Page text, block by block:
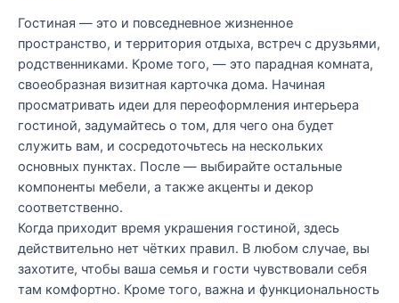
Гостиная — это и повседневное жизненное
пространство, и территория отдыха, встреч с друзьями,
родственниками. Кроме того, — это парадная комната,
своеобразная визитная карточка дома. Начиная
просматривать идеи для переоформления интерьера
гостиной, задумайтесь о том, для чего она будет
служить вам, и сосредоточьтесь на нескольких
основных пунктах. После — выбирайте остальные
компоненты мебели, а также акценты и декор
соответственно.
Когда приходит время украшения гостиной, здесь
действительно нет чётких правил. В любом случае, вы
захотите, чтобы ваша семья и гости чувствовали себя
там комфортно. Кроме того, важна и функциональность